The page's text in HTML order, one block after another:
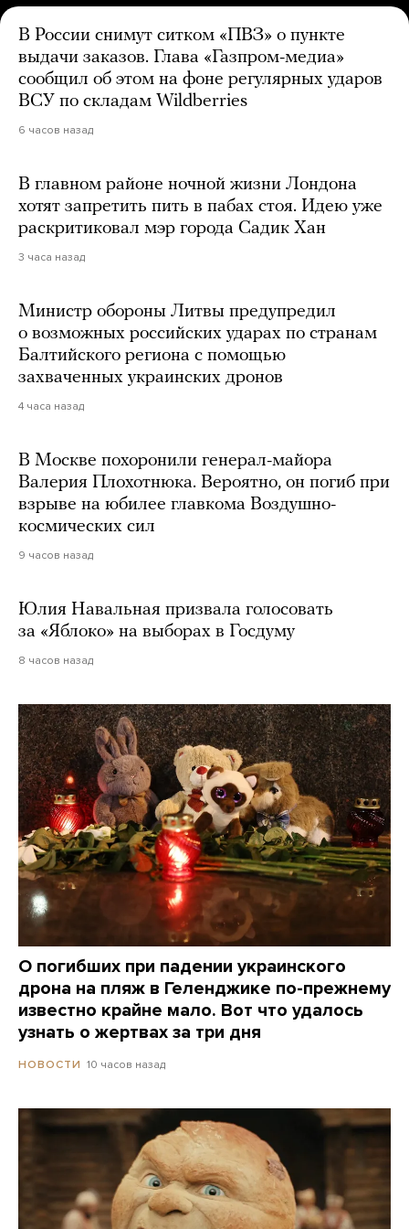
В России снимут ситком «ПВЗ» о пункте
выдачи заказов. Глава «Газпром-медиа»
сообщил об этом на фоне регулярных ударов
ВСУ по складам Wildberries
6 часов назад
В главном районе ночной жизни Лондона
хотят запретить пить в пабах стоя. Идею уже
раскритиковал мэр города Садик Хан
3 часа назад
Министр обороны Литвы предупредил
о возможных российских ударах по странам
Балтийского региона с помощью
захваченных украинских дронов
4 часа назад
В Москве похоронили генерал-майора
Валерия Плохотнюка. Вероятно, он погиб при
взрыве на юбилее главкома Воздушно-
космических сил
9 часов назад
Юлия Навальная призвала голосовать
за «Яблоко» на выборах в Госдуму
8 часов назад
О погибших при падении украинского
дрона на пляж в Геленджике по-прежнему
известно крайне мало. Вот что удалось
узнать о жертвах за три дня
НОВОСТИ 10 часов назад